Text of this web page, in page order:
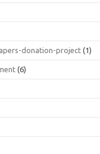
donation-project (1)
(6)